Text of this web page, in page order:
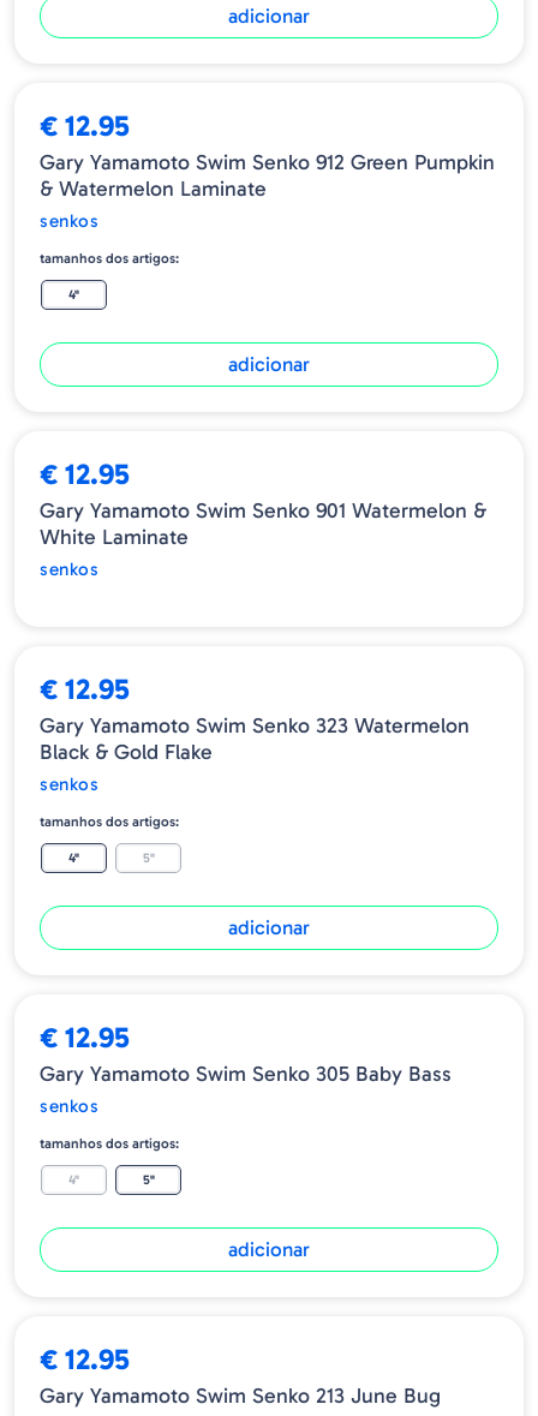
adicionar
€ 12.95
Gary Yamamoto Swim Senko 912 Green Pumpkin
& Watermelon Laminate
senkos
tamanhos dos artigos:
4"
adicionar
€ 12.95
Gary Yamamoto Swim Senko 901 Watermelon &
White Laminate
senkos
€ 12.95
Gary Yamamoto Swim Senko 323 Watermelon
Black & Gold Flake
senkos
tamanhos dos artigos:
4" 5"
adicionar
€ 12.95
Gary Yamamoto Swim Senko 305 Baby Bass
senkos
tamanhos dos artigos:
4" 5"
adicionar
€ 12.95
Gary Yamamoto Swim Senko 213 June Bug